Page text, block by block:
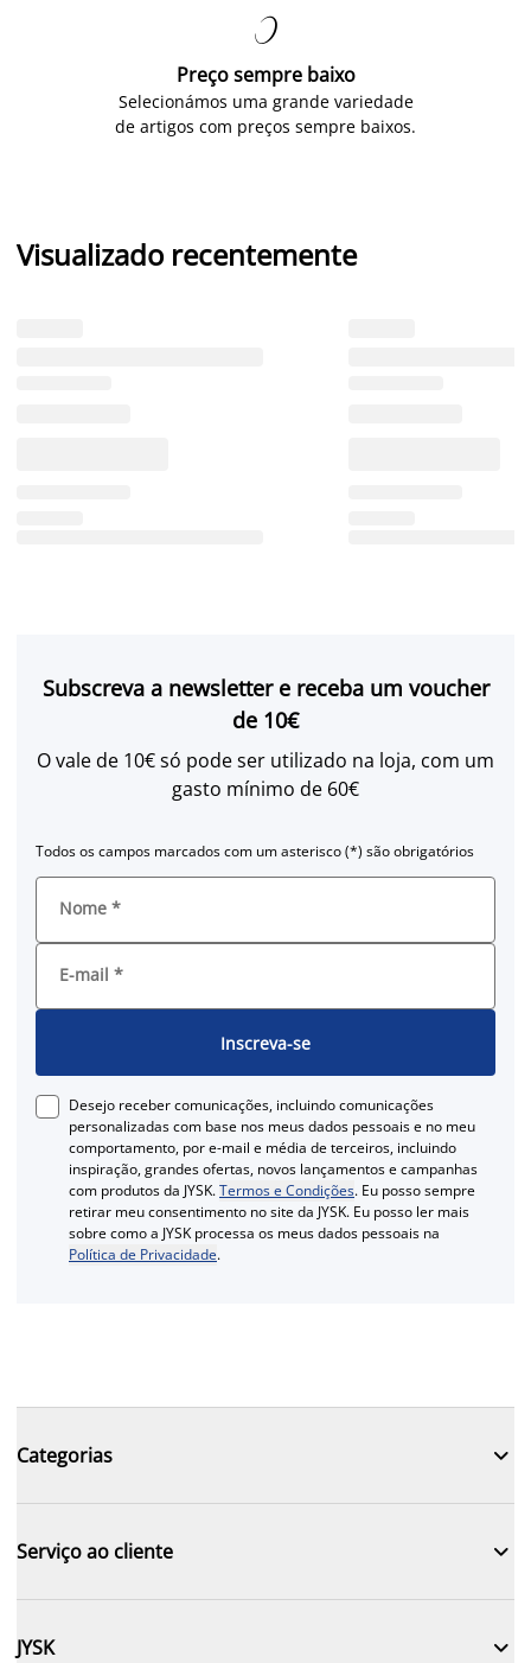

Preço sempre baixo
Selecionámos uma grande variedade
de artigos com preços sempre baixos.
Visualizado recentemente
Subscreva a newsletter e receba um voucher
de 10€
O vale de 10€ só pode ser utilizado na loja, com um
gasto mínimo de 60€
Todos os campos marcados com um asterisco (*) são obrigatórios
Nome *
E-mail *
Inscreva-se
Desejo receber comunicações, incluindo comunicações
personalizadas com base nos meus dados pessoais e no meu
comportamento, por e-mail e média de terceiros, incluindo
inspiração, grandes ofertas, novos lançamentos e campanhas
com produtos da JYSK.Termos e Condições. Eu posso sempre
retirar meu consentimento no site da JYSK. Eu posso ler mais
sobre como a JYSK processa os meus dados pessoais na
Política de Privacidade.
Categorias 
Serviço ao cliente 
JYSK 